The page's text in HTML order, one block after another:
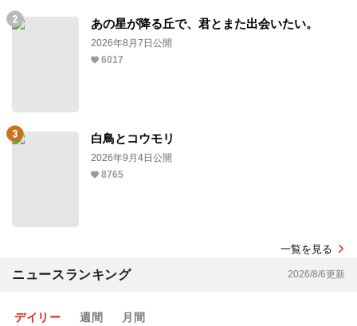
あの星が降る丘で、君とまた出会いたい。
2026年8月7日公開
6017
白鳥とコウモリ
2026年9月4日公開
8765
一覧を見る
ニュースランキング 2026/8/6更新
デイリー 週間 月間